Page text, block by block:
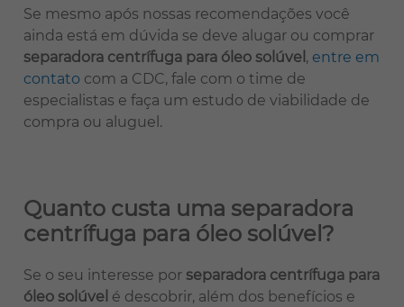
Se mesmo após nossas recomendações você
ainda está em dúvida se deve alugar ou comprar
separadora centrífuga para óleo solúvel , entre em
contato com a CDC, fale com o time de
especialistas e faça um estudo de viabilidade de
compra ou aluguel.
Quanto custa uma separadora
centrífuga para óleo solúvel?
Se o seu interesse por separadora centrífuga para
óleo solúvel é descobrir, além dos benefícios e